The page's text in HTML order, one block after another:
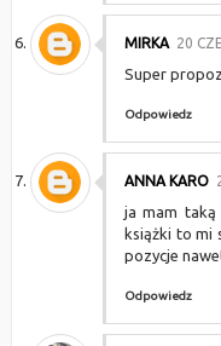
MIRKA 20
Super
Odpowiedz
ANNA KARO
ja mam
książki to mi
pozycje
Odpowiedz